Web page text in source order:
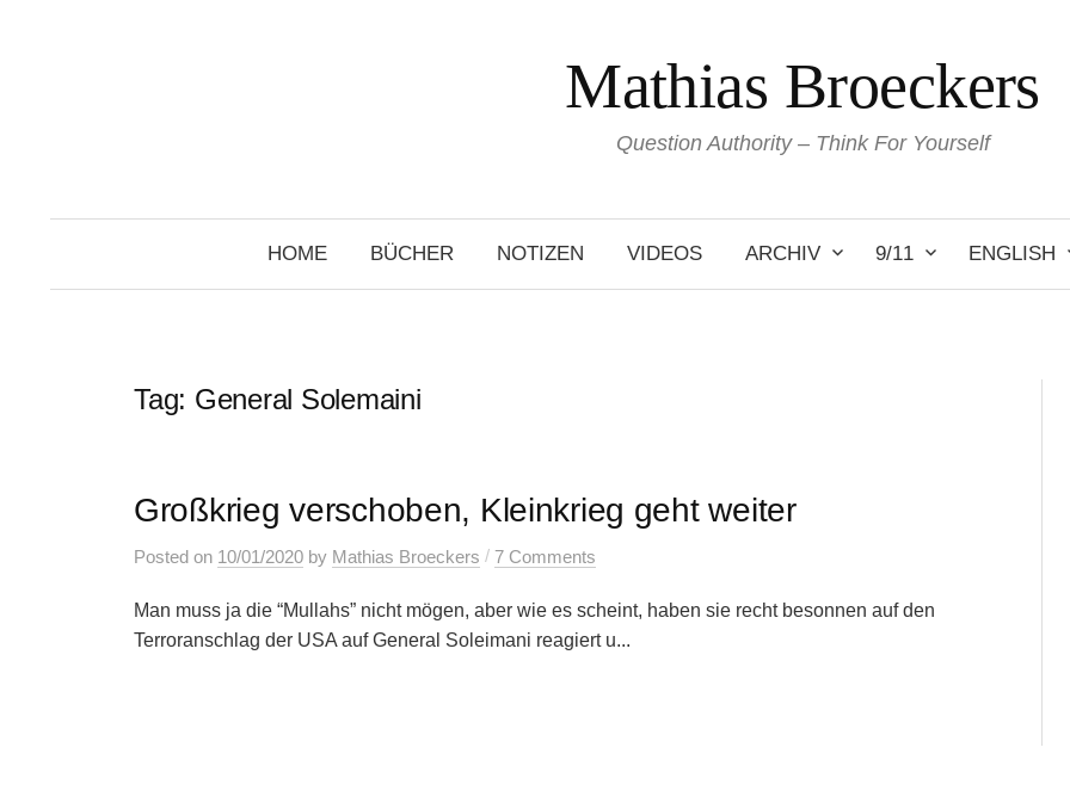
Mathias Broeckers
Question Authority – Think For Yourself
HOME BÜCHER NOTIZEN VIDEOS ARCHIV 9/11 ENGLISH
Tag: General Solemaini
Großkrieg verschoben, Kleinkrieg geht weiter
Posted on 10/01/2020 by Mathias Broeckers / 7 Comments
Man muss ja die “Mullahs” nicht mögen, aber wie es scheint, haben sie recht besonnen auf den
Terroranschlag der USA auf General Soleimani reagiert u...